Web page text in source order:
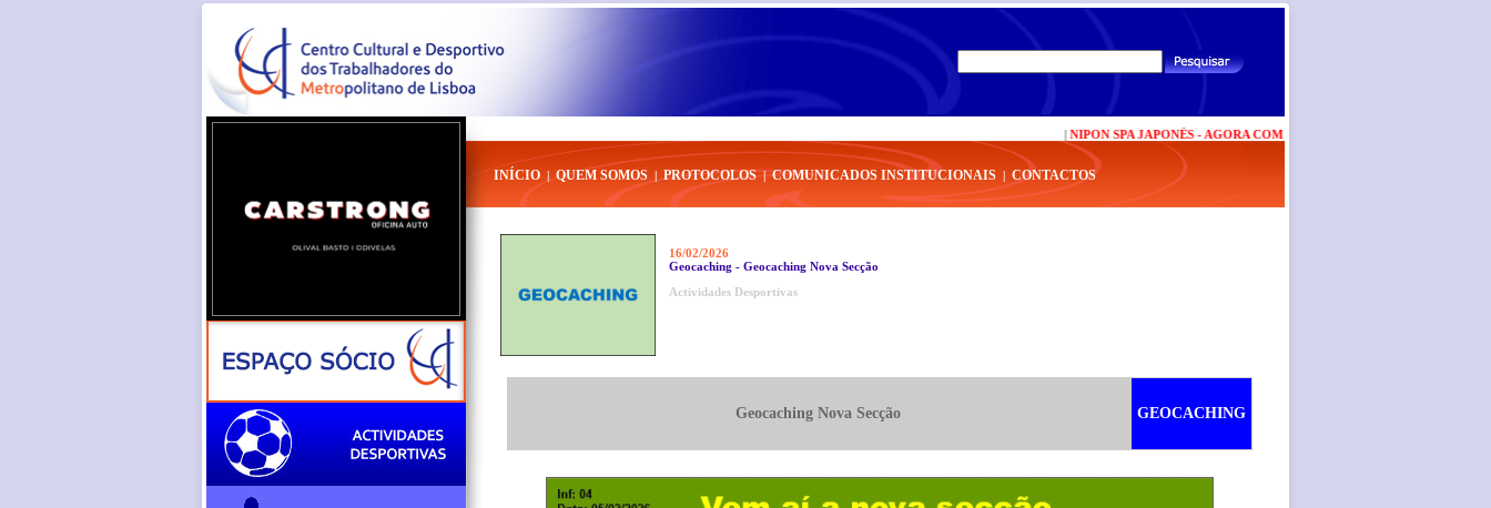
NIPON SPA JAPONÊS - AGORA COM NOVAS VALÊNCIAS
INÍCIO | QUEM SOMOS | PROTOCOLOS | COMUNICADOS INSTITUCIONAIS | CONTACTOS
16/02/2026
Geocaching - Geocaching Nova Secção
Actividades Desportivas
Geocaching Nova Secção GEOCACHING